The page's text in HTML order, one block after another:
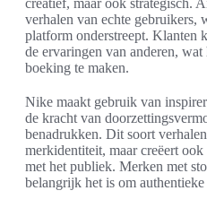
creatief, maar ook strategisch.
verhalen van echte gebruikers,
platform onderstreept. Klanten
de ervaringen van anderen,
boeking te maken.
Nike maakt gebruik van
de kracht van
benadrukken. Dit soort
merkidentiteit, maar creëert
met het publiek. Merken met
belangrijk het is om